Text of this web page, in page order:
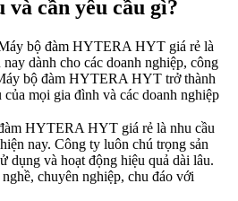
cần yêu cầu gì?
bộ đàm HYTERA HYT giá rẻ là
dành cho các doanh nghiệp, công
bộ đàm HYTERA HYT trở thành
mọi gia đình và các doanh nghiệp
HYTERA HYT giá rẻ là nhu cầu
nay. Công ty luôn chú trọng sản
dụng và hoạt động hiệu quả dài lâu.
chuyên nghiệp, chu đáo với